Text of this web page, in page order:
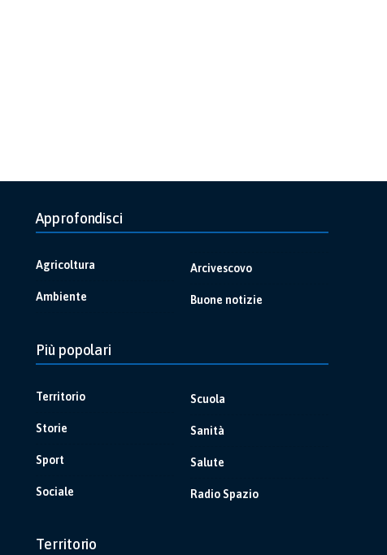
Approfondisci
Agricoltura
Ambiente
Arcivescovo
Buone notizie
Più popolari
Territorio
Storie
Sport
Sociale
Scuola
Sanità
Salute
Radio Spazio
Territorio